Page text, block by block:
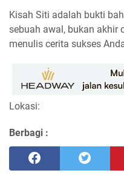
Kisah Siti adalah bukti
sebuah awal, bukan akhir
menulis cerita sukses
Lokasi:
Berbagi :